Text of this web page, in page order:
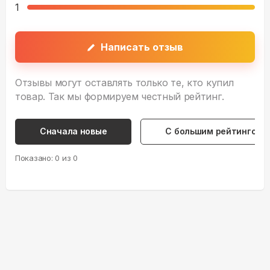
1
Написать отзыв
Отзывы могут оставлять только те, кто купил
товар. Так мы формируем честный рейтинг.
Сначала новые С большим рейтингом
Показано: 0 из 0